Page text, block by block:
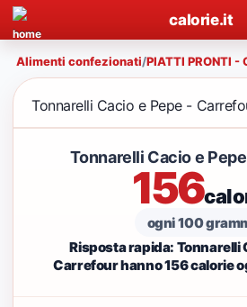
calorie.it
Alimenti confezionati/PIATTI PRONTI -
Tonnarelli Cacio e Pepe -
Tonnarelli Cacio e
156
ogni 100
Risposta rapida: Tonnarelli
Carrefour hanno 156 calorie